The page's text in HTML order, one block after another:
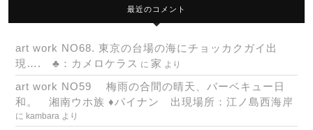
最近のコメント
art work NO68. 東京の台場の海にチョッカクガイ出
現…. ♣：カメロケラス に 家 より
art work NO59 梅雨の合間の晴天、バーベキュー日
和。 湘南ウホ族 ♦パイナン 出現場所：江ノ島西海岸
に kambara より